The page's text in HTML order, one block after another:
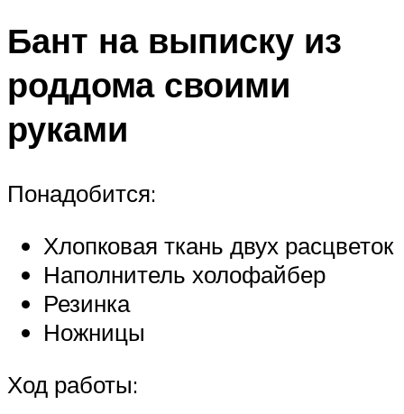
Бант на выписку из
роддома своими
руками
Понадобится:
Хлопковая ткань двух расцветок
Наполнитель холофайбер
Резинка
Ножницы
Ход работы: